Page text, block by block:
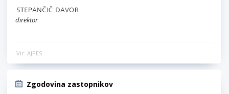
direktor
Vir: AJPES
Zgodovina zastopnikov